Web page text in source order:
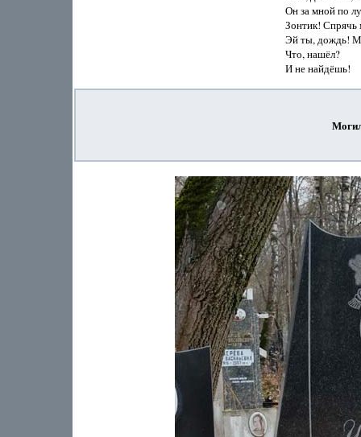
Он за мной по
Зонтик! Спрячь
Эй ты, дождь!
Что, нашёл?